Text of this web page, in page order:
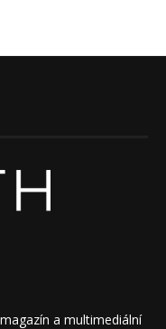
a multimediální